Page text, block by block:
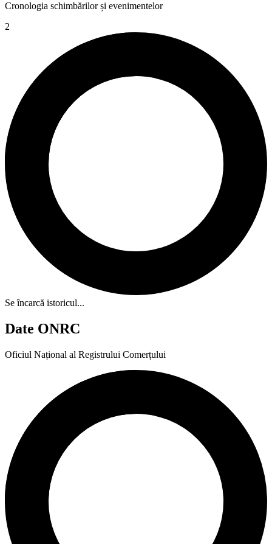
Cronologia schimbărilor și evenimentelor
2
Se încarcă istoricul...
Date ONRC
Oficiul Național al Registrului Comerțului